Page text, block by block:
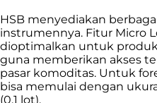
HSB menyediakan
instrumennya. Fitur Micro
dioptimalkan untuk produk
guna memberikan akses
pasar komoditas. Untuk
bisa memulai dengan
(0,1 lot).